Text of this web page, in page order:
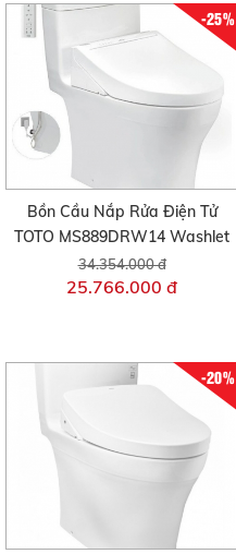
-25%
Bồn Cầu Nắp Rửa Điện Tử
TOTO MS889DRW14 Washlet
34.354.000 đ
25.766.000 đ
-20%